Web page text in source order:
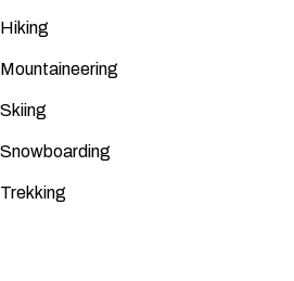
Hiking
Mountaineering
Skiing
Snowboarding
Trekking